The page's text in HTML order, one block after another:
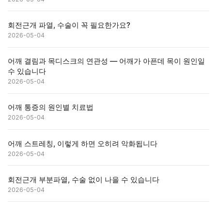
회전근개 파열, 수술이 꼭 필요한가요?
2026-05-04
어깨 결림과 목디스크의 연관성 — 어깨가 아픈데 목이 원인일
수 있습니다
2026-05-04
어깨 통증의 원인별 치료법
2026-05-04
어깨 스트레칭, 이렇게 하면 오히려 악화됩니다
2026-05-04
회전근개 부분파열, 수술 없이 나을 수 있습니다
2026-05-04